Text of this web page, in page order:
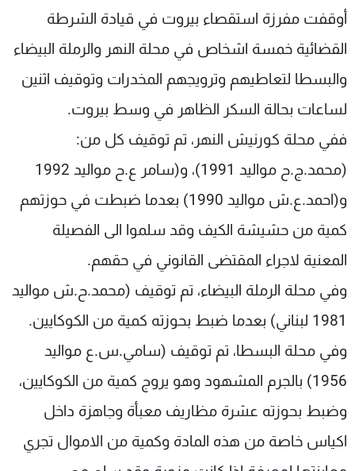
أوقفت مفرزة استقصاء بيروت في قيادة الشرطة
القضائية خمسة اشخاص في محلة النهر والرملة البيضاء
والبسطا لتعاطيهم وترويجهم المخدرات وتوقيف اثنين
لساعات بحالة السكر الظاهر في وسط بيروت.
ففي محلة كورنيش النهر، تم توقيف كل من:
(محمد.ج.ح مواليد 1991)، و(سامر ع.ح مواليد 1992
و(احمد.ع.ش مواليد 1990) بعدما ضبطت في حوزتهم
كمية من حشيشة الكيف وقد سلموا الى الفصيلة
المعنية لاجراء المقتضى القانوني في حقهم.
وفي محلة الرملة البيضاء، تم توقيف (محمد.ح.ش مواليد
1981 لبناني) بعدما ضبط بحوزته كمية من الكوكايين.
وفي محلة البسطا، تم توقيف (سامي.س.ع مواليد
1956) بالجرم المشهود وهو يروج كمية من الكوكايين،
وضبط بحوزته عشرة مظاريف معبأة وجاهزة داخل
اكياس خاصة من هذه المادة وكمية من الاموال تجري
الترددات
الإنـتـاج
لاعلاناتكم
تواصل معنا
شروط الإسـتخدام
سياسة الخصوصية